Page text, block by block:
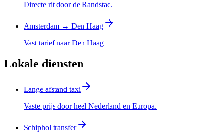
Directe rit door de Randstad.
Amsterdam → Den Haag
Vast tarief naar Den Haag.
Lokale diensten
Lange afstand taxi
Vaste prijs door heel Nederland en Europa.
Schiphol transfer